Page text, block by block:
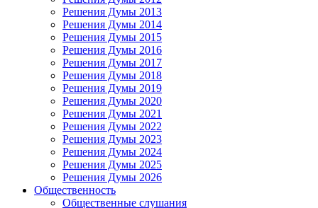
Решения Думы 2013
Решения Думы 2014
Решения Думы 2015
Решения Думы 2016
Решения Думы 2017
Решения Думы 2018
Решения Думы 2019
Решения Думы 2020
Решения Думы 2021
Решения Думы 2022
Решения Думы 2023
Решения Думы 2024
Решения Думы 2025
Решения Думы 2026
Общественность
Общественные слушания